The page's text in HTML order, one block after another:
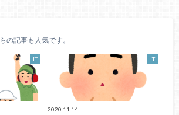
の記事も人気です。
IT IT
2020.11.14